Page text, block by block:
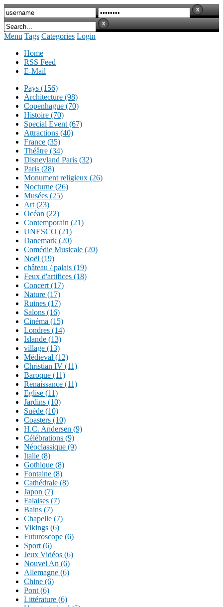
Menu Tags Categories Login
Home
RSS Feed
E-Mail
Pays (156)
Architecture (98)
Copenhague (70)
Histoire (70)
Special Event (67)
Attractions (40)
France (35)
Théâtre (34)
Disneyland Paris (32)
Paris (28)
Monument religieux (26)
Nocturne (26)
Musées (25)
Art (23)
Océan (22)
Contemporain (21)
UNESCO (21)
Danemark (20)
Comédie Musicale (20)
Noël (19)
château / palais (19)
Feux d'artifices (18)
Concert (17)
Nature (17)
Ruines (17)
Salons (16)
Cinéma (15)
Londres (14)
Islande (13)
village (13)
Médieval (12)
Christian IV (11)
Baroque (11)
Renaissance (11)
Eglise (11)
Jardins (10)
Suède (10)
Coasters (10)
H.C. Andersen (9)
Célébrations (9)
Néoclassique (9)
Italie (8)
Gothique (8)
Fontaine (8)
Cathédrale (8)
Japon (7)
Falaises (7)
Bains (7)
Chapelle (7)
Vikings (6)
Futuroscope (6)
Sport (6)
Jeux Vidéos (6)
Nouvel An (6)
Allemagne (6)
Chine (6)
Pont (6)
Littérature (6)